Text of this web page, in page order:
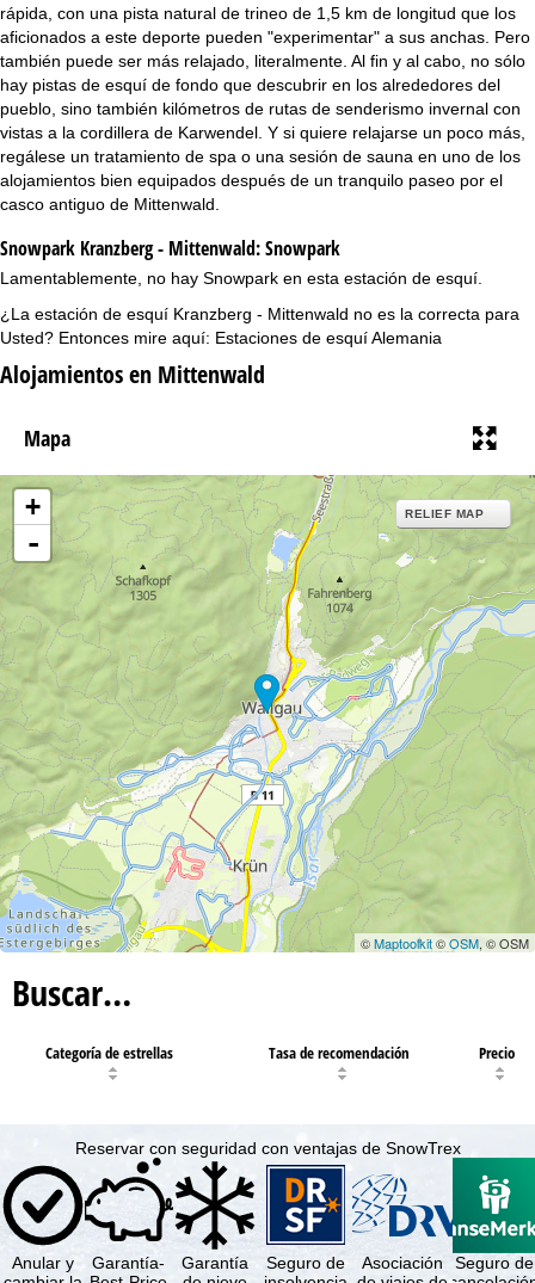
rápida, con una pista natural de trineo de 1,5 km de longitud que los
aficionados a este deporte pueden "experimentar" a sus anchas. Pero
también puede ser más relajado, literalmente. Al fin y al cabo, no sólo
hay pistas de esquí de fondo que descubrir en los alrededores del
pueblo, sino también kilómetros de rutas de senderismo invernal con
vistas a la cordillera de Karwendel. Y si quiere relajarse un poco más,
regálese un tratamiento de spa o una sesión de sauna en uno de los
alojamientos bien equipados después de un tranquilo paseo por el
casco antiguo de Mittenwald.
Snowpark Kranzberg - Mittenwald:Snowpark
Lamentablemente, no hay Snowpark en esta estación de esquí.
¿La estación de esquí Kranzberg - Mittenwald no es la correcta para
Usted? Entonces mire aquí: Estaciones de esquí Alemania
Alojamientos en Mittenwald
Mapa
+
-
RELIEF MAP
©Maptoolkit©OSM, © OSM
Buscar…
Categoría de estrellas Tasa de recomendación Precio
Reservar con seguridad con ventajas de SnowTrex
Anular y
Garantía-
Garantía
Seguro de
Asociación
Seguro de